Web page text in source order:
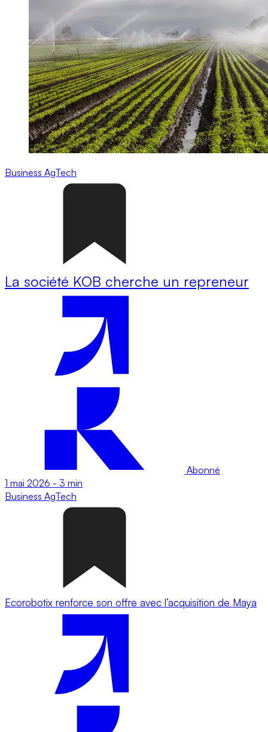
Business AgTech
La société KOB cherche un repreneur
Abonné
1 mai 2026 - 3 min
Business AgTech
Ecorobotix renforce son offre avec l’acquisition de Maya